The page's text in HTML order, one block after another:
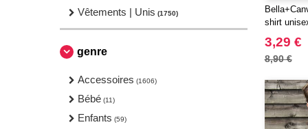
Vêtements | Unis (1750)
genre
Accessoires (1606)
Bébé (11)
Enfants (59)
shirt
3,29 €
8,90 €